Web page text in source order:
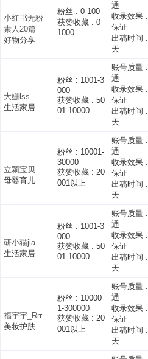
小红书无粉
素人20篇
好物分享
粉丝 : 0-100
获赞收藏 : 0-
1000
通
收录效果 :
保证
出稿时间 :
天
大姗lss
生活家居
粉丝 : 1001-3
000
获赞收藏 : 50
01-10000
账号质量 :
通
收录效果 :
保证
出稿时间 :
天
立颖宝贝
母婴育儿
粉丝 : 10001-
30000
获赞收藏 : 20
001以上
账号质量 :
通
收录效果 :
保证
出稿时间 :
天
研小猫jia
生活家居
粉丝 : 1001-3
000
获赞收藏 : 50
01-10000
账号质量 :
通
收录效果 :
保证
出稿时间 :
天
福宇宇_Rrr
美妆护肤
粉丝 : 10000
1-300000
获赞收藏 : 20
001以上
账号质量 :
通
收录效果 :
保证
出稿时间 :
天